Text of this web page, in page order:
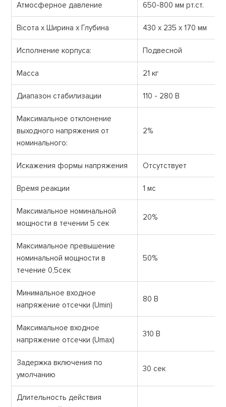
Атмосферное давление 650-800 мм рт.ст.
Вісота х Ширина х Глубина 430 х 235 х 170 мм
Исполнение корпуса: Подвесной
Масса 21 кг
Диапазон стабилизации 110 - 280 В
Максимальное отклонение
выходного напряжения от
номинального:
2%
Искажения формы напряжения Отсутствует
Время реакции 1 мс
Максимальное номинальной
мощности в течении 5 сек
20%
Максимальное превышение
номинальной мощности в
течение 0,5сек
50%
Минимальное входное
напряжение отсечки (Umin)
80 В
Максимальное входное
напряжение отсечки (Umax)
310 В
Задержка включения по
умолчанию
30 сек
Длительность действия